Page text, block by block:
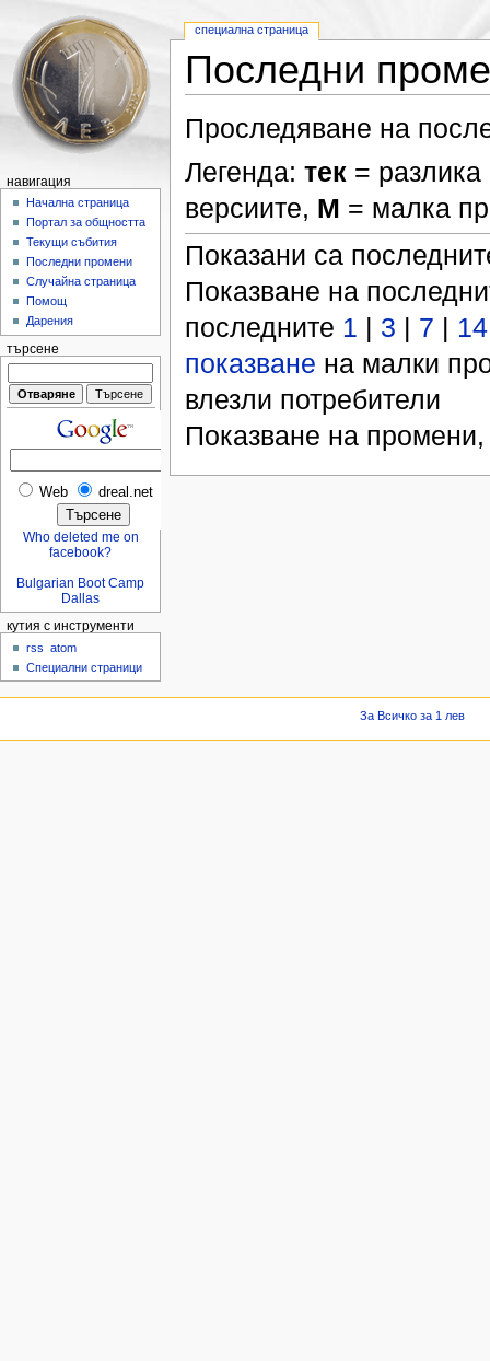
Последни
Проследяване на
Легенда: тек= разлика
версиите, М = малка
Показани са
Показване на
последните 1 | 3 | 7 | 14
показване на малки
влезли потребители
Показване на
специална страница
навигация
Начална страница
Портал за общността
Текущи събития
Последни промени
Случайна страница
Помощ
Дарения
търсене
Web dreal.net
Who deleted me on
facebook?
Bulgarian Boot Camp
Dallas
кутия с инструменти
rss
atom
Специални страници
За Всичко за 1 лев